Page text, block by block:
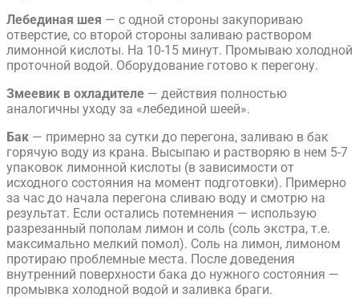
Лебединая шея — с одной стороны закупориваю
отверстие, со второй стороны заливаю раствором
лимонной кислоты. На 10-15 минут. Промываю холодной
проточной водой. Оборудование готово к перегону.
Змеевик в охладителе — действия полностью
аналогичны уходу за «лебединой шеей».
Бак — примерно за сутки до перегона, заливаю в бак
горячую воду из крана. Высыпаю и растворяю в нем 5-7
упаковок лимонной кислоты (в зависимости от
исходного состояния на момент подготовки). Примерно
за час до начала перегона сливаю воду и смотрю на
результат. Если остались потемнения — использую
разрезанный пополам лимон и соль (соль экстра, т.е.
максимально мелкий помол). Соль на лимон, лимоном
протираю проблемные места. После доведения
внутренний поверхности бака до нужного состояния —
промывка холодной водой и заливка браги.